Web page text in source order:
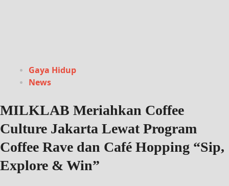
Gaya Hidup
News
MILKLAB Meriahkan Coffee
Culture Jakarta Lewat Program
Coffee Rave dan Café Hopping “Sip,
Explore & Win”